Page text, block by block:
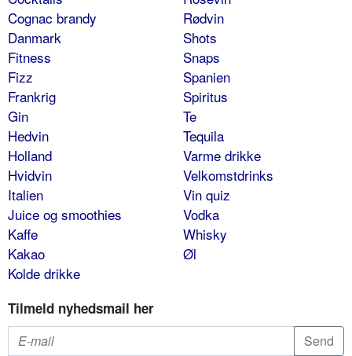
Cognac brandy
Danmark
Fitness
Fizz
Frankrig
Gin
Hedvin
Holland
Hvidvin
Italien
Juice og smoothies
Kaffe
Kakao
Kolde drikke
Rødvin
Shots
Snaps
Spanien
Spiritus
Te
Tequila
Varme drikke
Velkomstdrinks
Vin quiz
Vodka
Whisky
Øl
Tilmeld nyhedsmail her